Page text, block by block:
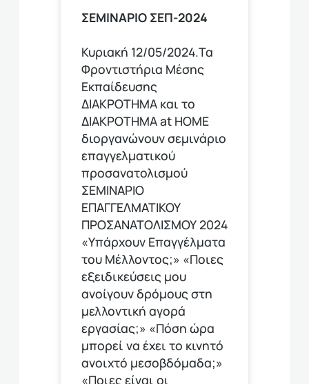
ΣΕΜΙΝΑΡΙΟ ΣΕΠ-2024
Κυριακή 12/05/2024.Τα
Φροντιστήρια Μέσης
Εκπαίδευσης
ΔΙΑΚΡΟΤΗΜΑ και το
ΔΙΑΚΡΟΤΗΜΑ at HOME
διοργανώνουν σεμινάριο
επαγγελματικού
προσανατολισμού
ΣΕΜΙΝΑΡΙΟ
ΕΠΑΓΓΕΛΜΑΤΙΚΟΥ
ΠΡΟΣΑΝΑΤΟΛΙΣΜΟΥ 2024
«Υπάρχουν Επαγγέλματα
του Μέλλοντος;» «Ποιες
εξειδικεύσεις μου
ανοίγουν δρόμους στη
μελλοντική αγορά
εργασίας;» «Πόση ώρα
μπορεί να έχει το κινητό
ανοιχτό μεσοβδόμαδα;»
«Ποιες είναι οι